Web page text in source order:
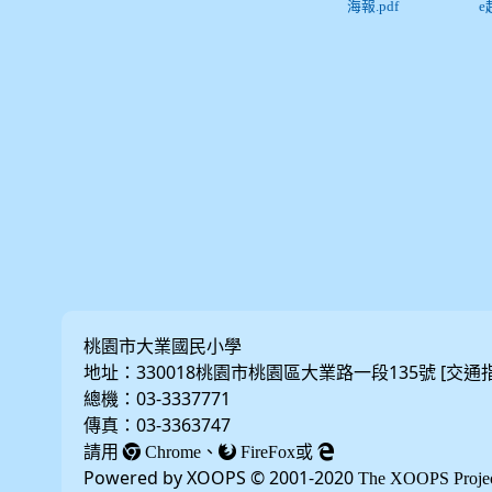
海報.pdf
e
桃園市大業國民小學
地址：330018桃園市桃園區大業路一段135號 [交通
總機：03-3337771
傳真：03-3363747
請用
Chrome 、 FireFox或
Powered by XOOPS © 2001-2020 The XOOPS